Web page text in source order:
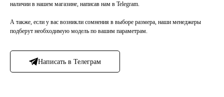
наличии в нашем магазине, написав нам в Telegram.
А также, если у вас возникли сомнения в выборе размера, наши менеджеры
подберут необходимую модель по вашим параметрам.
Написать в Телеграм